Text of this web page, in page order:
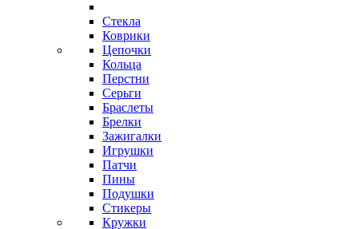
Стекла
Коврики
Цепочки
Кольца
Перстни
Серьги
Браслеты
Брелки
Зажигалки
Игрушки
Патчи
Пины
Подушки
Стикеры
Кружки